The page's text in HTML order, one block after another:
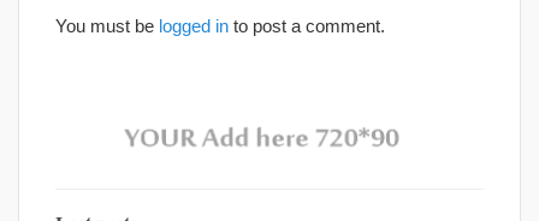
You must be logged in to post a comment.